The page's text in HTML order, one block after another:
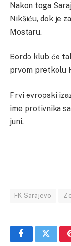
Nakon toga
Nikšiću, dok je
Mostaru.
Bordo klub će
prvom pretkolu
Prvi evropski
ime protivnika
juni.
FK Sarajevo
FacebookTwitter